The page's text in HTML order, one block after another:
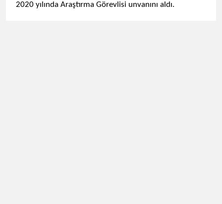
2020 yılında Araştırma Görevlisi unvanını aldı.​